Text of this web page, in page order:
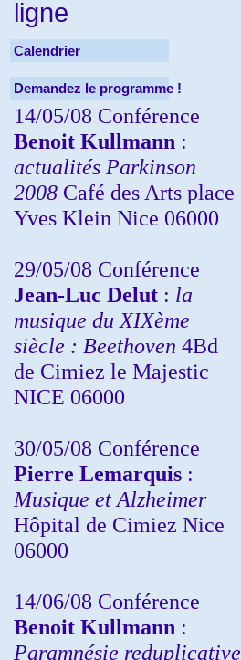
ligne
Calendrier
Demandez le programme !
14/05/08 Conférence
Benoit Kullmann :
actualités Parkinson
2008 Café des Arts place
Yves Klein Nice 06000
29/05/08 Conférence
Jean-Luc Delut : la
musique du XIXème
siècle : Beethoven 4Bd
de Cimiez le Majestic
NICE 06000
30/05/08 Conférence
Pierre Lemarquis :
Musique et Alzheimer
Hôpital de Cimiez Nice
06000
14/06/08 Conférence
Benoit Kullmann :
Paramnésie reduplicative